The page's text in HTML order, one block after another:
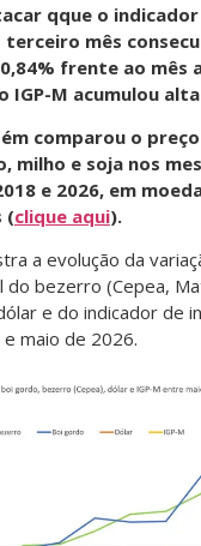
qque o
terceiro mês
frente ao mês
IGP-M acumulou
comparou o
milho e soja nos
e 2026, em
(clique aqui).
a evolução da
bezerro (Cepea,
e do indicador de
maio de 2026.